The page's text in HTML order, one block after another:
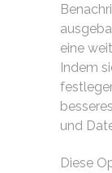
eine
Indem
und
Diese